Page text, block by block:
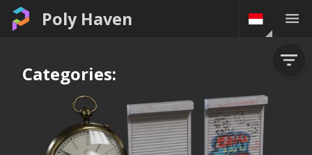
Poly Haven
Categories: